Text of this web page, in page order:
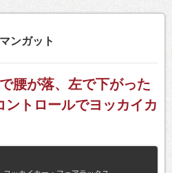
ンガット
腰が落、左で下がった
ントロールでヨッカイカ